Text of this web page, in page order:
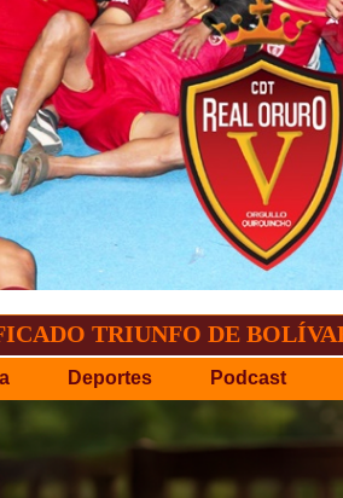
DE BOLÍVAR ANTE
Deportes Podcast